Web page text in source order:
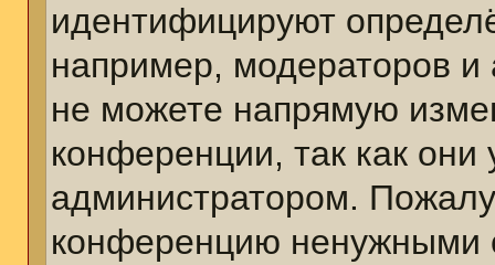
идентифицируют
например, модераторов
не можете напрямую
конференции, так как они
администратором.
конференцию ненужными